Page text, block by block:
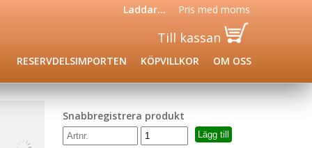
Till kassan
Laddar... Pris med moms
RESERVDELSIMPORTEN KÖPVILLKOR OM OSS
Snabbregistrera produkt